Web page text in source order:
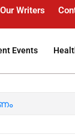
Our Writers
Events